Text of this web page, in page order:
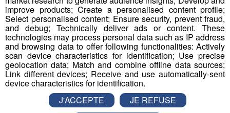
Blanc Médias.
ODD numéro 4 : Education de qualité
improve products; Create a personalised content profile;
Select personalised content; Ensure security, prevent fraud,
and debug; Technically deliver ads or content. These
technologies may process personal data such as IP address
and browsing data to offer following functionalities: Actively
scan device characteristics for identification; Use precise
geolocation data; Match and combine offline data sources;
Link different devices; Receive and use automatically-sent
device characteristics for identification.
J'ACCEPTE
JE REFUSE